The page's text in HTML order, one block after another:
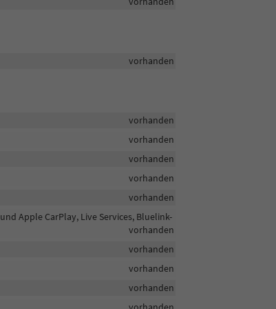
vorhanden
vorhanden
vorhanden
vorhanden
vorhanden
vorhanden
Apple CarPlay, Live Services, Bluelink-
vorhanden
vorhanden
vorhanden
vorhanden